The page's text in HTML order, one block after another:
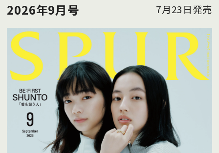
2026年9月号 7月23日発売